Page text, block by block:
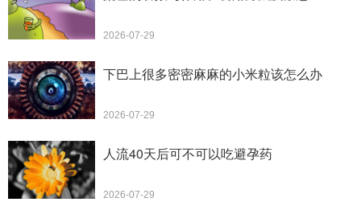
2026-07-29
下巴上很多密密麻麻的小米粒该怎么办
2026-07-29
人流40天后可不可以吃避孕药
2026-07-29